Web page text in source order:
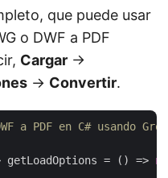
que puede usar
o DWF a PDF
Cargar ->
-> Convertir.
a PDF en C# usando
getLoadOptions = () =>